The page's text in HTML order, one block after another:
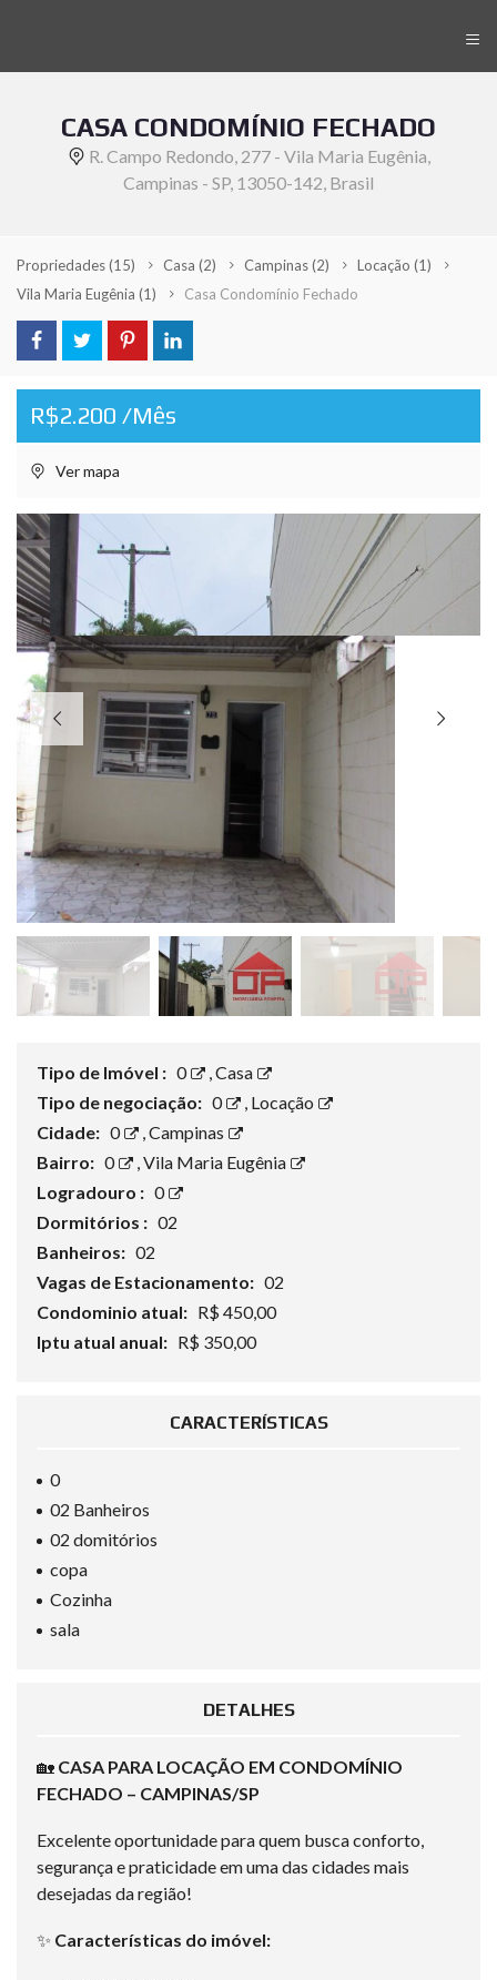
≡
CASA CONDOMÍNIO FECHADO
R. Campo Redondo, 277 - Vila Maria Eugênia,
Campinas - SP, 13050-142, Brasil
Propriedades(15) Casa (2) Campinas(2) Locação (1)
Vila Maria Eugênia (1) Casa Condomínio Fechado
R$2.200 /Mês
Ver mapa
Tipo de Imóvel : 0 ,Casa
Tipo de negociação: 0 , Locação
Cidade: 0 ,Campinas
Bairro: 0 ,Vila Maria Eugênia
Logradouro : 0
Dormitórios : 02
Banheiros: 02
Vagas de Estacionamento: 02
Condominio atual: R$ 450,00
Iptu atual anual: R$ 350,00
CARACTERÍSTICAS
0
02 Banheiros
02 domitórios
copa
Cozinha
sala
DETALHES
🏡 CASA PARA LOCAÇÃO EM CONDOMÍNIO
FECHADO – CAMPINAS/SP
Excelente oportunidade para quem busca conforto,
segurança e praticidade em uma das cidades mais
desejadas da região!
✨ Características do imóvel: